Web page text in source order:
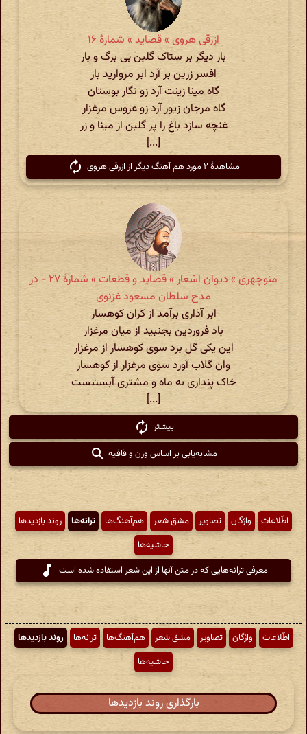
ازرقی هروی » قصاید » شمارهٔ ۱۶
بار دیگر بر ستاک گلبن بی برگ و بار
افسر زرین بر آرد ابر مروارید بار
گاه مینا زینت آرد زو نگار بوستان
گاه مرجان زیور آرد زو عروس مرغزار
غنچه سازد باغ را پر گلبن از مینا و زر
[...]
مشاهدهٔ ۲ مورد هم آهنگ دیگر از ازرقی هروی
منوچهری » دیوان اشعار » قصاید و قطعات » شمارهٔ ۲۷ - در
مدح سلطان مسعود غزنوی
ابر آذاری برآمد از کران کوهسار
باد فروردین بجنبید از میان مرغزار
این یکی گل برد سوی کوهسار از مرغزار
وان گلاب آورد سوی مرغزار از کوهسار
خاک پنداری به ماه و مشتری آبستنست
[...]
بیشتر
مشابه‌یابی بر اساس وزن و قافیه
اطّلاعات واژگان تصاویر مشق شعر هم‌آهنگ‌ها ترانه‌ها
روند بازدیدها
حاشیه‌ها
معرفی ترانه‌هایی که در متن آنها از این شعر استفاده شده است
اطّلاعات واژگان تصاویر مشق شعر هم‌آهنگ‌ها ترانه‌ها
روند بازدیدها
حاشیه‌ها
بارگذاری روند بازدیدها